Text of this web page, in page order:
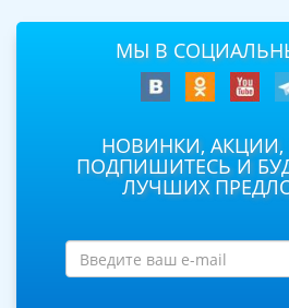
МЫ В
НОВИНКИ, АКЦИИ,
ПОДПИШИТЕСЬ И
ЛУЧШИХ